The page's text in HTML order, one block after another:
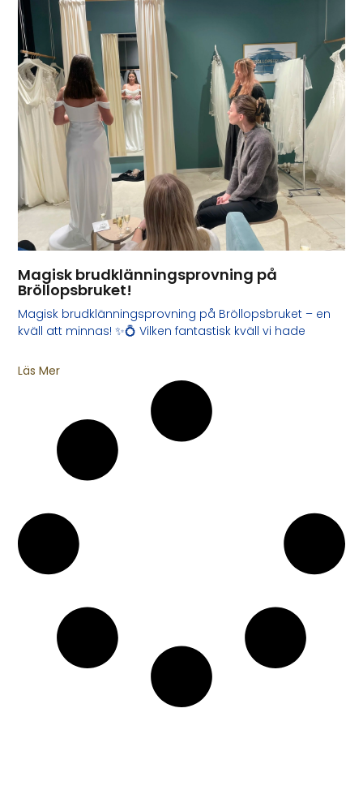
Magisk brudklänningsprovning på
Bröllopsbruket!
Magisk brudklänningsprovning på Bröllopsbruket – en
kväll att minnas! ✨💍 Vilken fantastisk kväll vi hade
Läs Mer